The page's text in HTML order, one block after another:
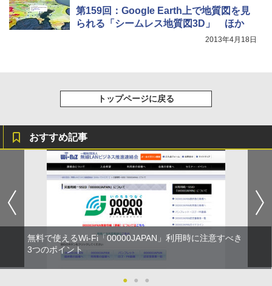
第159回：Google Earth上で地質図を見
られる「シームレス地質図3D」 ほか
2013年4月18日
トップページに戻る
おすすめ記事
無料で使えるWi-Fi「00000JAPAN」利用時に注意すべき
3つのポイント
● ● ●